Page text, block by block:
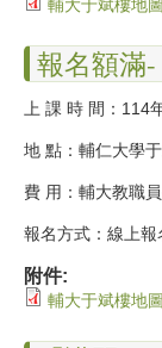
輔大于斌樓地
報名額滿
上 課 時 間：114
地 點：輔仁大學
費 用：輔大教職
報名方式：線上報
附件:
輔大于斌樓地